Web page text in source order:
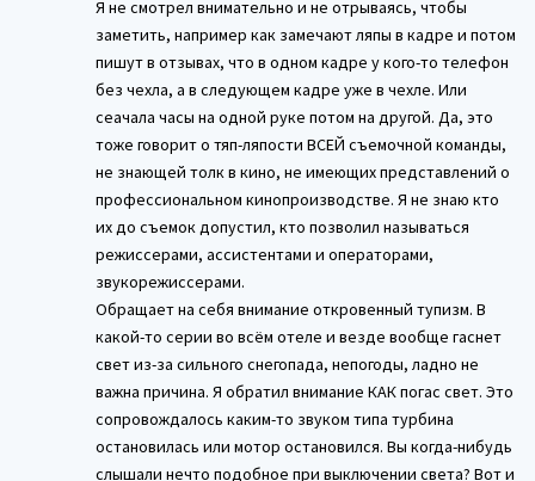
Я не смотрел внимательно и не отрываясь, чтобы
заметить, например как замечают ляпы в кадре и потом
пишут в отзывах, что в одном кадре у кого-то телефон
без чехла, а в следующем кадре уже в чехле. Или
сеачала часы на одной руке потом на другой. Да, это
тоже говорит о тяп-ляпости ВСЕЙ съемочной команды,
не знающей толк в кино, не имеющих представлений о
профессиональном кинопроизводстве. Я не знаю кто
их до съемок допустил, кто позволил называться
режиссерами, ассистентами и операторами,
звукорежиссерами.
Обращает на себя внимание откровенный тупизм. В
какой-то серии во всём отеле и везде вообще гаснет
свет из-за сильного снегопада, непогоды, ладно не
важна причина. Я обратил внимание КАК погас свет. Это
сопровождалось каким-то звуком типа турбина
остановилась или мотор остановился. Вы когда-нибудь
слышали нечто подобное при выключении света? Вот и